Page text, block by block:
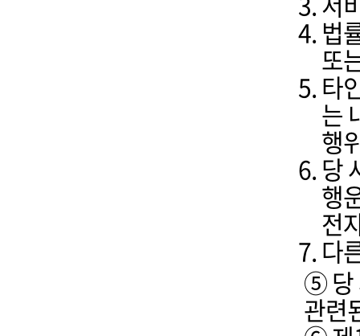
법
또
타
는
행
당
행
전
다
⑤ 당
관련